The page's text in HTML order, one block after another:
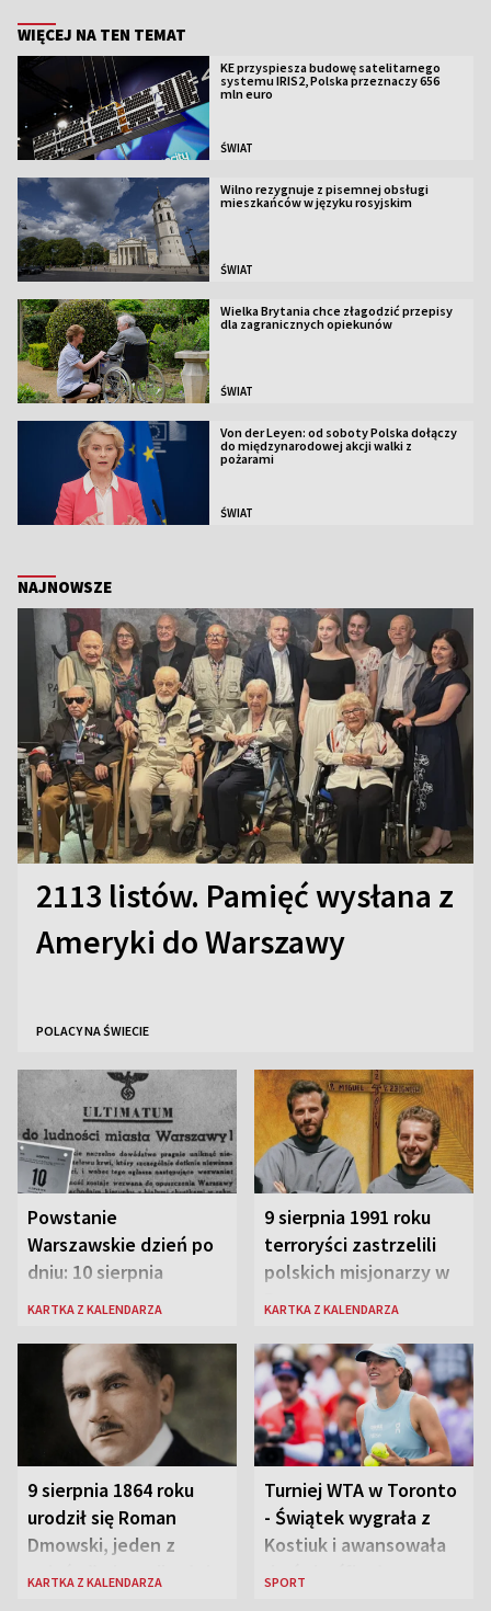
WIĘCEJ NA TEN TEMAT
KE przyspiesza budowę satelitarnego
systemu IRIS2, Polska przeznaczy 656
mln euro
ŚWIAT
Wilno rezygnuje z pisemnej obsługi
mieszkańców w języku rosyjskim
ŚWIAT
Wielka Brytania chce złagodzić przepisy
dla zagranicznych opiekunów
ŚWIAT
Von der Leyen: od soboty Polska dołączy
do międzynarodowej akcji walki z
pożarami
ŚWIAT
NAJNOWSZE
2113 listów. Pamięć wysłana z
Ameryki do Warszawy
POLACY NA ŚWIECIE
Powstanie
Warszawskie dzień po
dniu: 10 sierpnia
KARTKA Z KALENDARZA
9 sierpnia 1991 roku
terroryści zastrzelili
polskich misjonarzy w
Peru
KARTKA Z KALENDARZA
9 sierpnia 1864 roku
urodził się Roman
Dmowski, jeden z
„ojców” niepodległej
KARTKA Z KALENDARZA
Turniej WTA w Toronto
- Świątek wygrała z
Kostiuk i awansowała
do ćwierćfinału
SPORT